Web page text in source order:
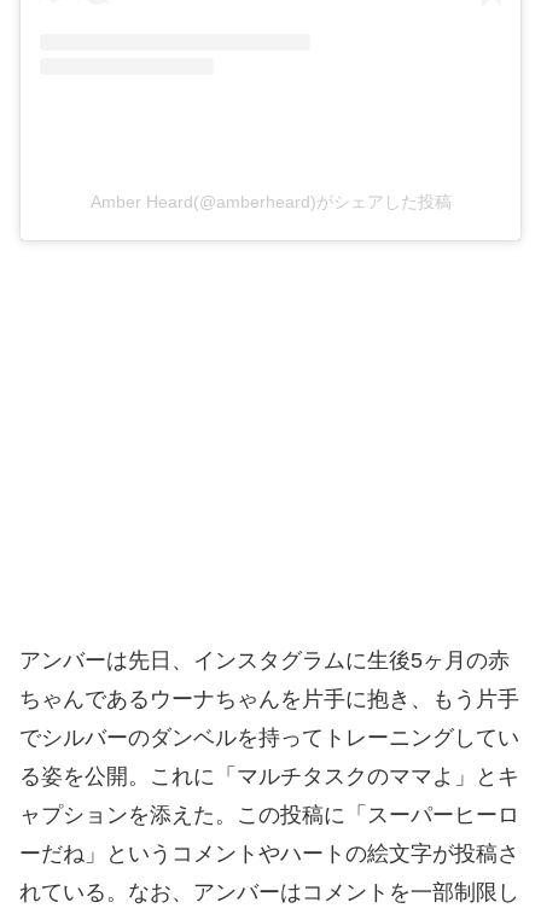
Amber Heard(@amberheard)がシェアした投稿
アンバーは先日、インスタグラムに生後5ヶ月の赤
ちゃんであるウーナちゃんを片手に抱き、もう片手
でシルバーのダンベルを持ってトレーニングしてい
る姿を公開。これに「マルチタスクのママよ」とキ
ャプションを添えた。この投稿に「スーパーヒーロ
ーだね」というコメントやハートの絵文字が投稿さ
れている。なお、アンバーはコメントを一部制限し